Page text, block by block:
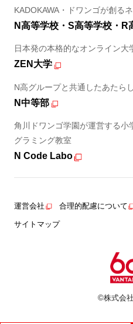
KADOKAWA・ドワンゴが創る
N高等学校・S高等学校・R
日本発の本格的なオンライン大
ZEN大学
N高グループと共通したあたら
N中等部
角川ドワンゴ学園が運営する小
グラミング教室
N Code Labo
運営会社 合理的配慮について
サイトマップ
©株式会